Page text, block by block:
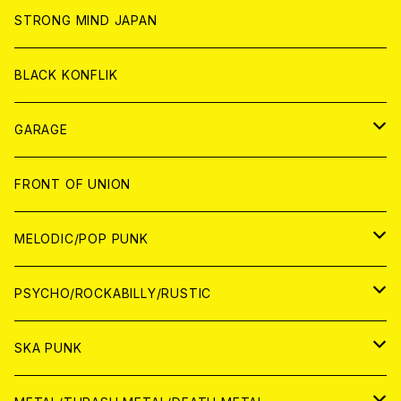
ANALOG
ANALOG
CD
ANALOG
CD
ANALOG
WORLD
CD
ANALOG
STRONG MIND JAPAN
BLACK KONFLIK
GARAGE
JAPAN
アナログ
CD
WORLD
アナログ
CD
FRONT OF UNION
MELODIC/POP PUNK
JAPAN
CD
ANALOG
WORLD
CD
PSYCHO/ROCKABILLY/RUSTIC
JAPAN
CD
SKA PUNK